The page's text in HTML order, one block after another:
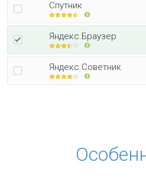
Спутник
Яндекс.Браузер
Яндекс.Советник